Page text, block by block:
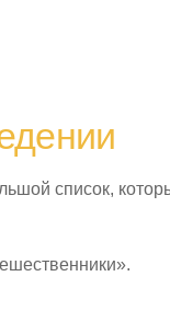
список,